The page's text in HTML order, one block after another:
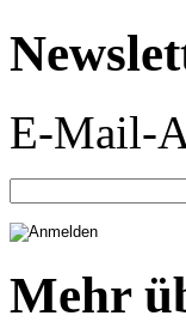
E-Mail-
Mehr